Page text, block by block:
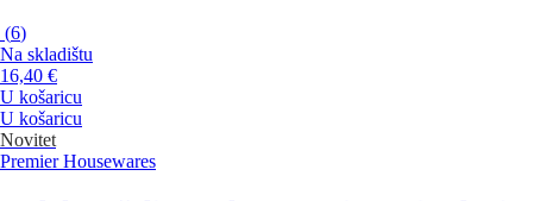
(6)
Na skladištu
16,40 €
U košaricu
U košaricu
Novitet
Premier Housewares